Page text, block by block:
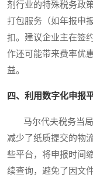
剂行业的特殊税务政
打包服务（如年报申
扣。建议企业主在签
作还可能带来费率优
益。
四、利用数字化申报
马尔代夫税务当局
减少了纸质提交的物
些平台，将申报时间
续查询，避免了因文